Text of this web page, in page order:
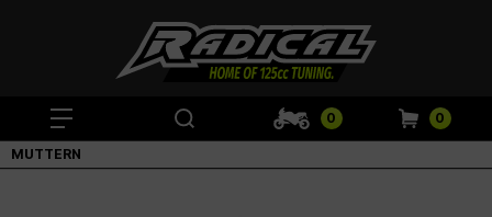
0 0
MUTTERN